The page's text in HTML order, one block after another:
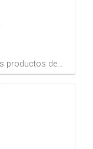
productos de…